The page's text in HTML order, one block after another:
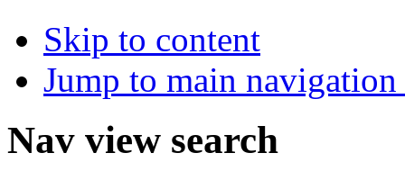
Skip to content
Jump to main
Nav view search